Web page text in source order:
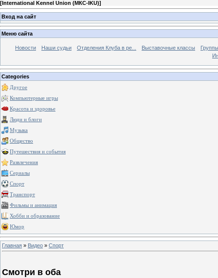
[International Kennel Union (МКС-IKU)]
Вход на сайт
Меню сайта
Новости Наши судьи Отделения Клуба в ре... Выставочные классы
Categories
Другое
Компьютерные игры
Красота и здоровье
Люди и блоги
Музыка
Общество
Путешествия и события
Развлечения
Сериалы
Спорт
Транспорт
Фильмы и анимация
Хобби и образование
Юмор
Главная » Видео » Спорт
Смотри в оба